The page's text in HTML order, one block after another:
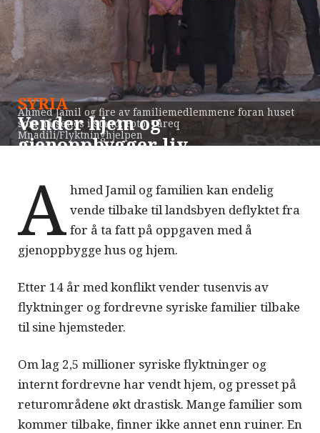
SYRIA
Vender hjem og
gjenoppbygger liv
Tekst og design:Roald Høvring |Foto:Tareq Mnadili
Ahmed Jamil og fire av familiemedlemmene foran huset
som nå settes i stand. Foto: Tareq
Mnadili/Flyktninghjelpen
A hmed Jamil og familien kan endelig
vende tilbake til landsbyen deflyktet fra
for å ta fatt på oppgaven med å
gjenoppbygge hus og hjem.
Etter 14 år med konflikt vender tusenvis av
flyktninger og fordrevne syriske familier tilbake
til sine hjemsteder.
Om lag 2,5 millioner syriske flyktninger og
internt fordrevne har vendt hjem, og presset på
returområdene økt drastisk. Mange familier som
kommer tilbake, finner ikke annet enn ruiner. En